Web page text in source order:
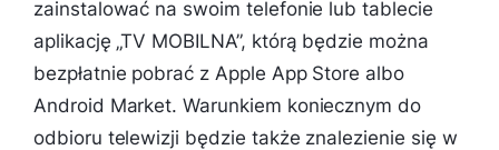
zainstalować na swoim telefonie lub tablecie
aplikację „TV MOBILNA”, którą będzie można
bezpłatnie pobrać z Apple App Store albo
Android Market. Warunkiem koniecznym do
odbioru telewizji będzie także znalezienie się w